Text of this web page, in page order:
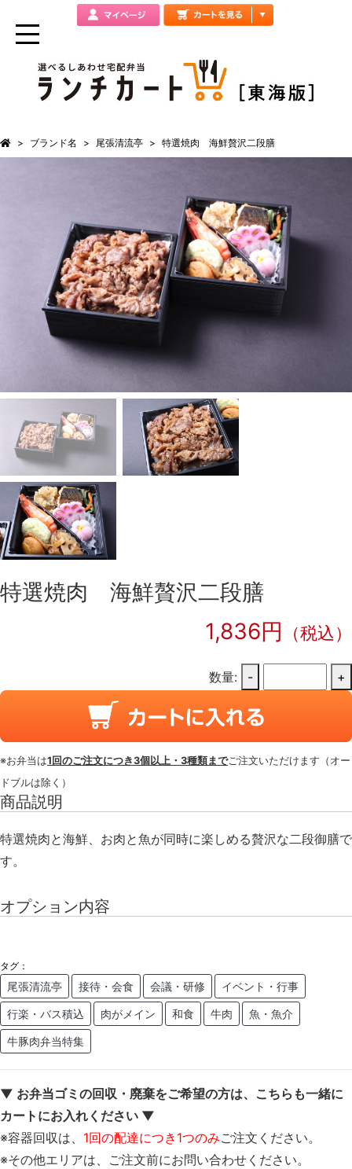
ブランド名 尾張清流亭 特選焼肉 海鮮贅沢二段膳
特選焼肉 海鮮贅沢二段膳
1,836円
（税込）
数量: - +
※お弁当は1回のご注文につき3個以上・3種類までご注文いただけます（オー
ドブルは除く）
商品説明
特選焼肉と海鮮、お肉と魚が同時に楽しめる贅沢な二段御膳で
す。
オプション内容
タグ：
尾張清流亭 接待・会食 会議・研修 イベント・行事
行楽・バス積込 肉がメイン 和食 牛肉 魚・魚介
牛豚肉弁当特集
▼ お弁当ゴミの回収・廃棄をご希望の方は、こちらも一緒に
カートにお入れください ▼
※容器回収は、 1回の配達につき1つのみご注文ください。
※その他エリアは、ご注文前にお問い合わせください。